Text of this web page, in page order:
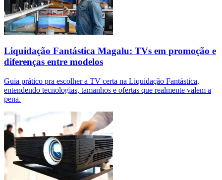
Liquidação Fantástica Magalu: TVs em promoção e
diferenças entre modelos
Guia prático pra escolher a TV certa na Liquidação Fantástica,
entendendo tecnologias, tamanhos e ofertas que realmente valem a
pena.